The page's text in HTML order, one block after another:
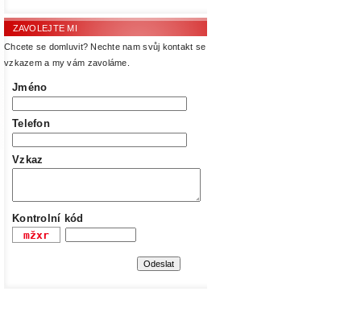
ZAVOLEJTE MI
Chcete se domluvit? Nechte nam svůj kontakt se
vzkazem a my vám zavoláme.
Jméno
Telefon
Vzkaz
Kontrolní kód